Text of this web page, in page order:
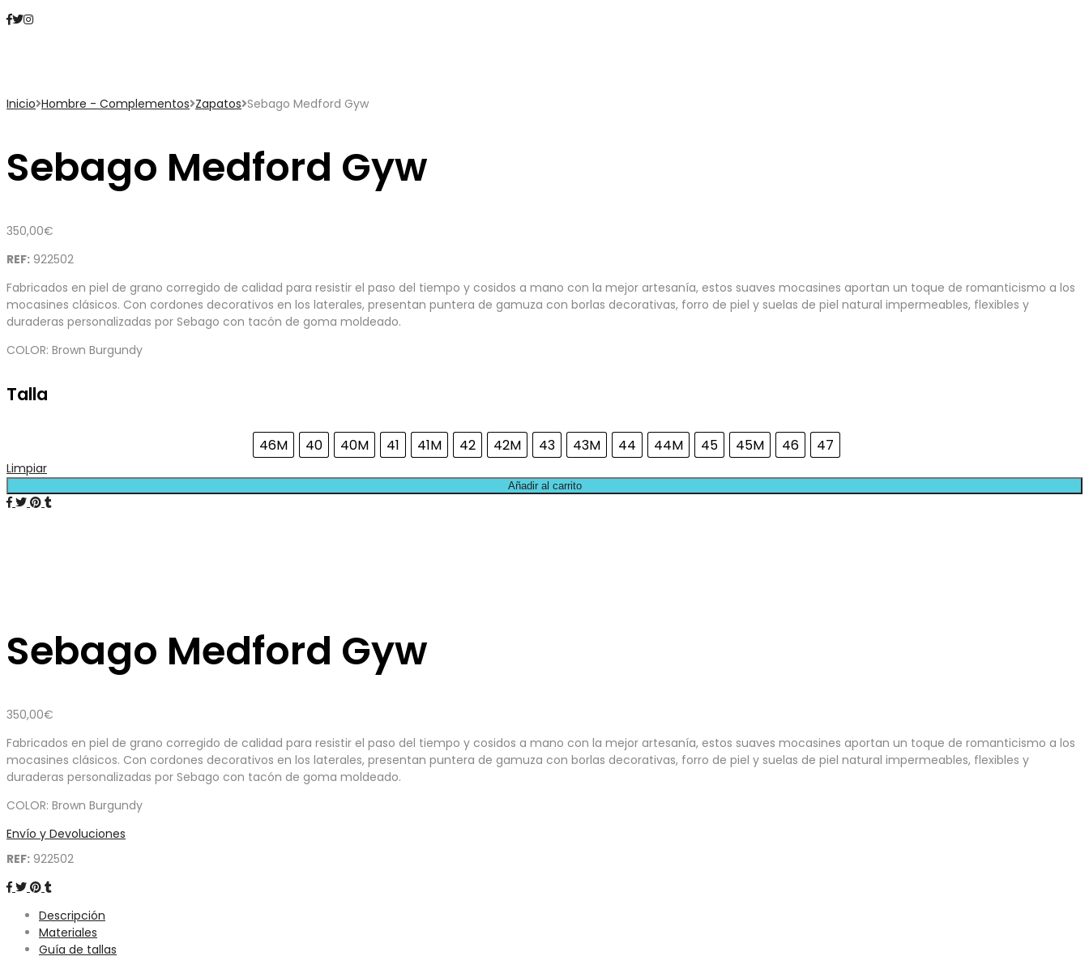
Inicio Hombre - Complementos Zapatos Sebago Medford Gyw
Sebago Medford Gyw
350,00€
REF: 922502
Fabricados en piel de grano corregido de calidad para resistir el paso del tiempo y cosidos a mano con la mejor artesanía, estos suaves mocasines aportan un toque de romanticismo a los
mocasines clásicos. Con cordones decorativos en los laterales, presentan puntera de gamuza con borlas decorativas, forro de piel y suelas de piel natural impermeables, flexibles y
duraderas personalizadas por Sebago con tacón de goma moldeado.
COLOR: Brown Burgundy
Talla
46M 40 40M 41 41M 42 42M 43 43M 44 44M 45 45M 46 47
Limpiar
Añadir al carrito
Sebago Medford Gyw
350,00€
Fabricados en piel de grano corregido de calidad para resistir el paso del tiempo y cosidos a mano con la mejor artesanía, estos suaves mocasines aportan un toque de romanticismo a los
mocasines clásicos. Con cordones decorativos en los laterales, presentan puntera de gamuza con borlas decorativas, forro de piel y suelas de piel natural impermeables, flexibles y
duraderas personalizadas por Sebago con tacón de goma moldeado.
COLOR: Brown Burgundy
Envío y Devoluciones
REF: 922502
Descripción
Materiales
Guía de tallas